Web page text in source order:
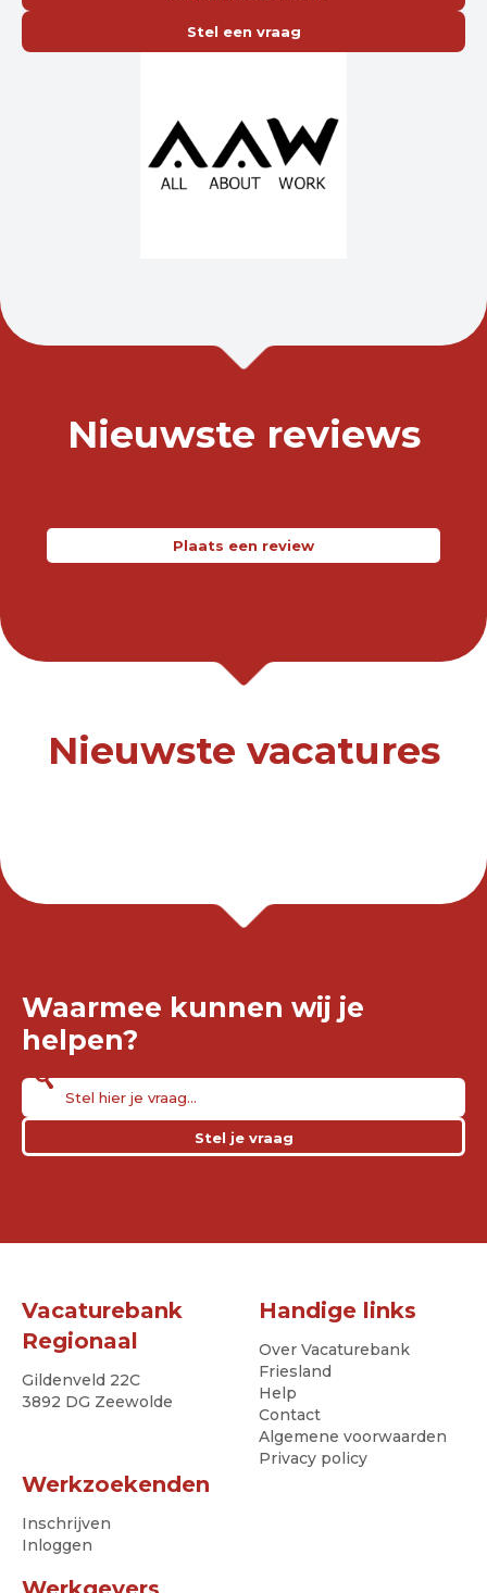
Stel een vraag
Nieuwste reviews
Plaats een review
Nieuwste vacatures
Waarmee kunnen wij je
helpen?
Stel je vraag
Vacaturebank
Regionaal
Gildenveld 22C
3892 DG Zeewolde
Handige links
Over Vacaturebank
Friesland
Help
Contact
Algemene voorwaarden
Privacy policy
Werkzoekenden
Inschrijven
Inloggen